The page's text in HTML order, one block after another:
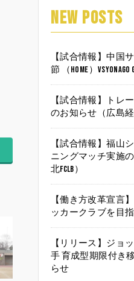
NEW POSTS
【試合情報】中国
節 （HOME）vsYonago
【試合情報】トレ
のお知らせ（広島経
【試合情報】福山シ
ニングマッチ実施
北FCLB）
【働き方改革宣言
ッカークラブを目
【リリース】ジョ
手 育成型期限付き
らせ